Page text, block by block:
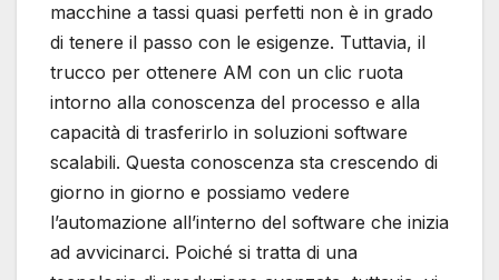
macchine a tassi quasi perfetti non è in grado
di tenere il passo con le esigenze. Tuttavia, il
trucco per ottenere AM con un clic ruota
intorno alla conoscenza del processo e alla
capacità di trasferirlo in soluzioni software
scalabili. Questa conoscenza sta crescendo di
giorno in giorno e possiamo vedere
l’automazione all’interno del software che inizia
ad avvicinarci. Poiché si tratta di una